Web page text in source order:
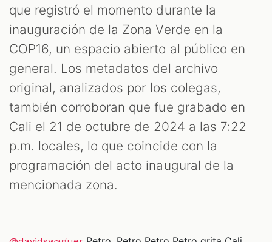
que registró el momento durante la
inauguración de la Zona Verde en la
COP16, un espacio abierto al público en
general. Los metadatos del archivo
original, analizados por los colegas,
también corroboran que fue grabado en
Cali el 21 de octubre de 2024 a las 7:22
p.m. locales, lo que coincide con la
programación del acto inaugural de la
mencionada zona.